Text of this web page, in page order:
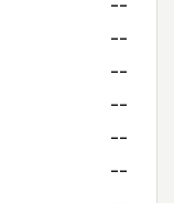
--
--
--
--
--